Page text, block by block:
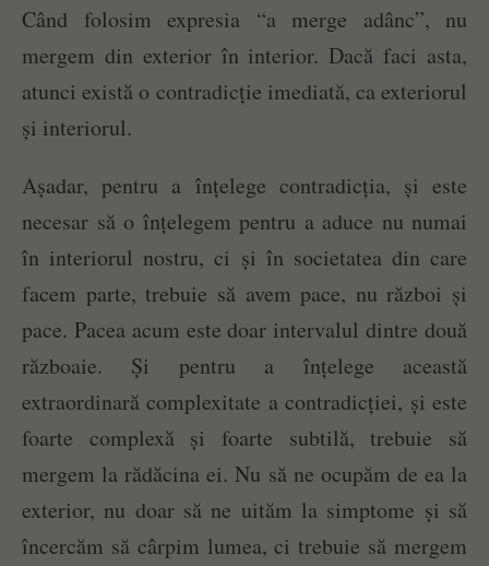
Când folosim expresia “a merge adânc”, nu
mergem din exterior în interior. Dacă faci asta,
atunci există o contradicție imediată, ca exteriorul
și interiorul.
Așadar, pentru a înțelege contradicția, și este
necesar să o înțelegem pentru a aduce nu numai
în interiorul nostru, ci și în societatea din care
facem parte, trebuie să avem pace, nu război și
pace. Pacea acum este doar intervalul dintre două
războaie. Și pentru a înțelege această
extraordinară complexitate a contradicției, și este
foarte complexă și foarte subtilă, trebuie să
mergem la rădăcina ei. Nu să ne ocupăm de ea la
exterior, nu doar să ne uităm la simptome și să
încercăm să cârpim lumea, ci trebuie să mergem